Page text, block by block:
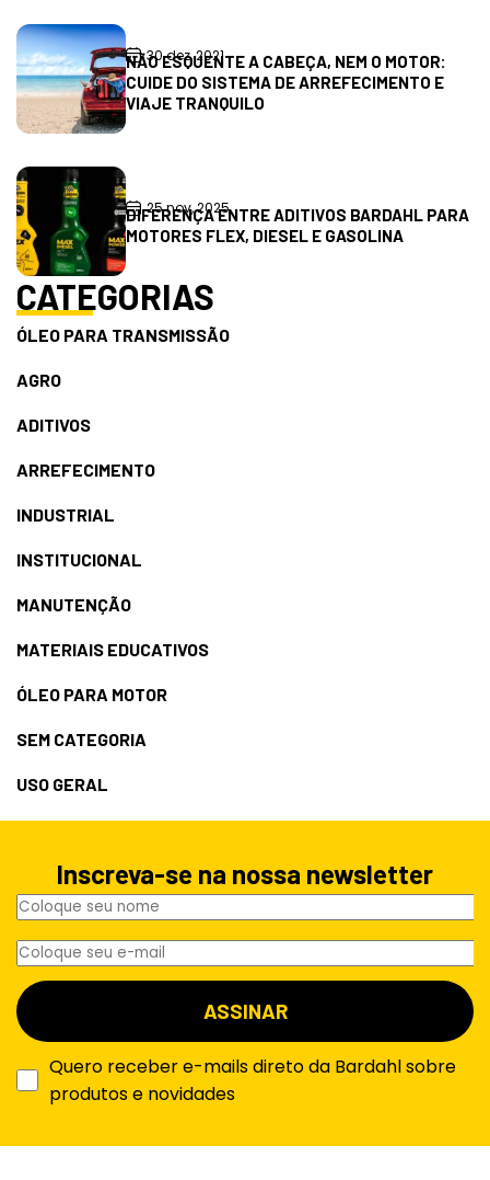
30 dez, 2021
NÃO ESQUENTE A CABEÇA, NEM O MOTOR:
CUIDE DO SISTEMA DE ARREFECIMENTO E
VIAJE TRANQUILO
25 nov, 2025
DIFERENÇA ENTRE ADITIVOS BARDAHL PARA
MOTORES FLEX, DIESEL E GASOLINA
CATEGORIAS
ÓLEO PARA TRANSMISSÃO
AGRO
ADITIVOS
ARREFECIMENTO
INDUSTRIAL
INSTITUCIONAL
MANUTENÇÃO
MATERIAIS EDUCATIVOS
ÓLEO PARA MOTOR
SEM CATEGORIA
USO GERAL
Inscreva-se na nossa newsletter
Quero receber e-mails direto da Bardahl sobre
produtos e novidades